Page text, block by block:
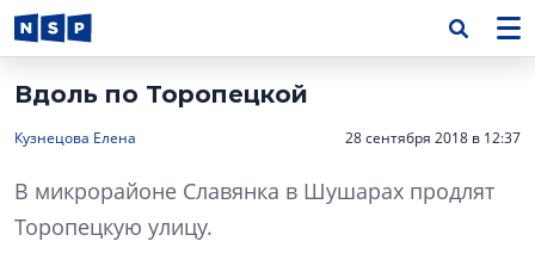
Вдоль по Торопецкой
Кузнецова Елена 28 сентября 2018 в 12:37
В микрорайоне Славянка в Шушарах продлят
Торопецкую улицу.